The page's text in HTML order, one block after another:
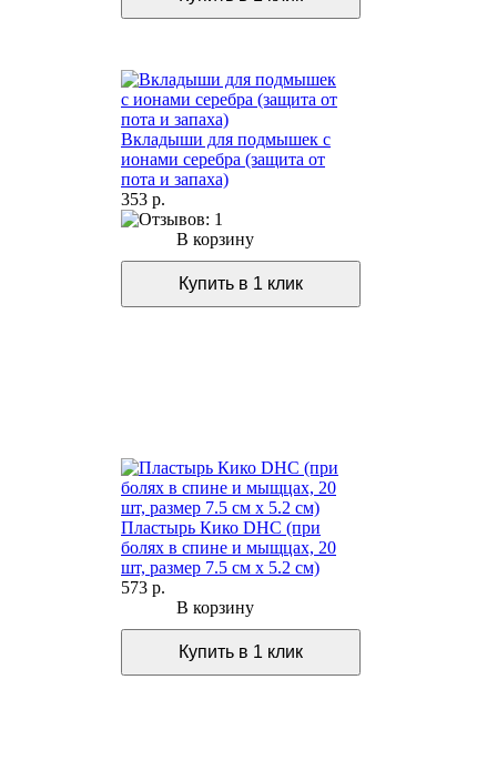
Вкладыши для подмышек с
ионами серебра (защита от
пота и запаха)
353 р.
В корзину
Пластырь Кико DHC (при
болях в спине и мыщцах, 20
шт, размер 7.5 см х 5.2 см)
573 р.
В корзину